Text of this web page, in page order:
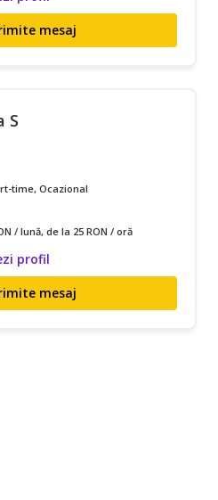
mesaj
S
time, Ocazional
/ lună, de la 25 RON / oră
profil
mesaj